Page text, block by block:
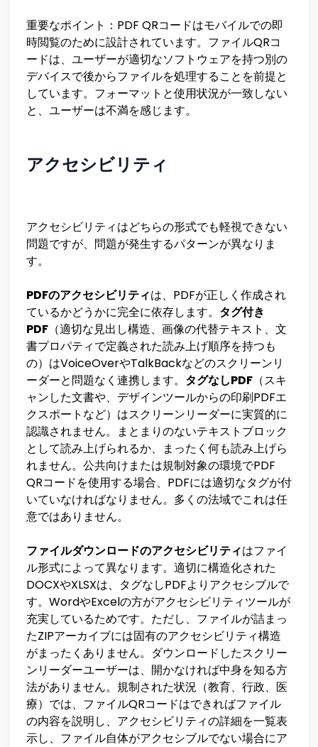
重要なポイント：PDF QRコードはモバイルでの即
時閲覧のために設計されています。ファイルQRコ
ードは、ユーザーが適切なソフトウェアを持つ別の
デバイスで後からファイルを処理することを前提と
しています。フォーマットと使用状況が一致しない
と、ユーザーは不満を感じます。
アクセシビリティ
アクセシビリティはどちらの形式でも軽視できない
問題ですが、問題が発生するパターンが異なりま
す。
PDFのアクセシビリティは、PDFが正しく作成され
ているかどうかに完全に依存します。 タグ付き
PDF （適切な見出し構造、画像の代替テキスト、文
書プロパティで定義された読み上げ順序を持つも
の）はVoiceOverやTalkBackなどのスクリーンリ
ーダーと問題なく連携します。 タグなしPDF （スキ
ャンした文書や、デザインツールからの印刷PDFエ
クスポートなど）はスクリーンリーダーに実質的に
認識されません。まとまりのないテキストブロック
として読み上げられるか、まったく何も読み上げら
れません。公共向けまたは規制対象の環境でPDF
QRコードを使用する場合、PDFには適切なタグが付
いていなければなりません。多くの法域でこれは任
意ではありません。
ファイルダウンロードのアクセシビリティはファイ
ル形式によって異なります。適切に構造化された
DOCXやXLSXは、タグなしPDFよりアクセシブルで
す。WordやExcelの方がアクセシビリティツールが
充実しているためです。ただし、ファイルが詰まっ
たZIPアーカイブには固有のアクセシビリティ構造
がまったくありません。ダウンロードしたスクリー
ンリーダーユーザーは、開かなければ中身を知る方
法がありません。規制された状況（教育、行政、医
療）では、ファイルQRコードはできればファイル
の内容を説明し、アクセシビリティの詳細を一覧表
示し、ファイル自体がアクセシブルでない場合にア